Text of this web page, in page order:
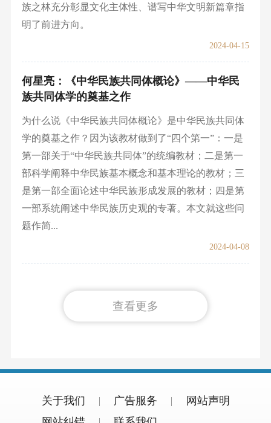
族之林充分彰显文化主体性、谱写中华文明新篇章指
明了前进方向。
2024-04-15
何星亮：《中华民族共同体概论》——中华民
族共同体学的奠基之作
为什么说《中华民族共同体概论》是中华民族共同体
学的奠基之作？因为该教材做到了“四个第一”：一是
第一部关于“中华民族共同体”的统编教材；二是第一
部科学阐释中华民族基本概念和基本理论的教材；三
是第一部全面论述中华民族形成发展的教材；四是第
一部系统阐述中华民族历史观的专著。本文就这些问
题作简...
2024-04-08
查看更多
关于我们 广告服务
网站声明